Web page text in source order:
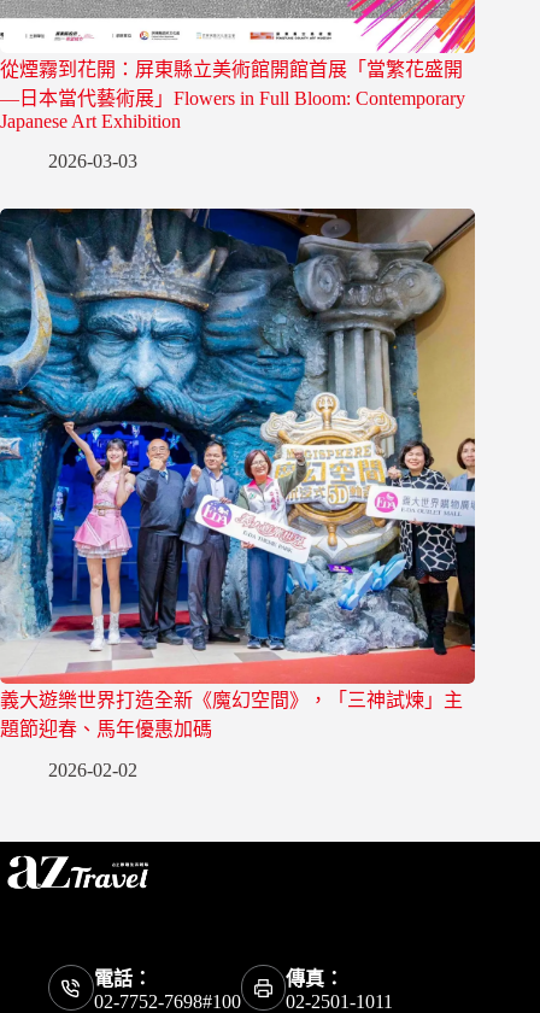
從煙霧到花開：屏東縣立美術館開館首展「當繁花盛開
—日本當代藝術展」Flowers in Full Bloom: Contemporary
Japanese Art Exhibition
2026-03-03
義大遊樂世界打造全新《魔幻空間》，「三神試煉」主
題節迎春、馬年優惠加碼
2026-02-02
電話：
02-7752-7698#100
傳真：
02-2501-1011